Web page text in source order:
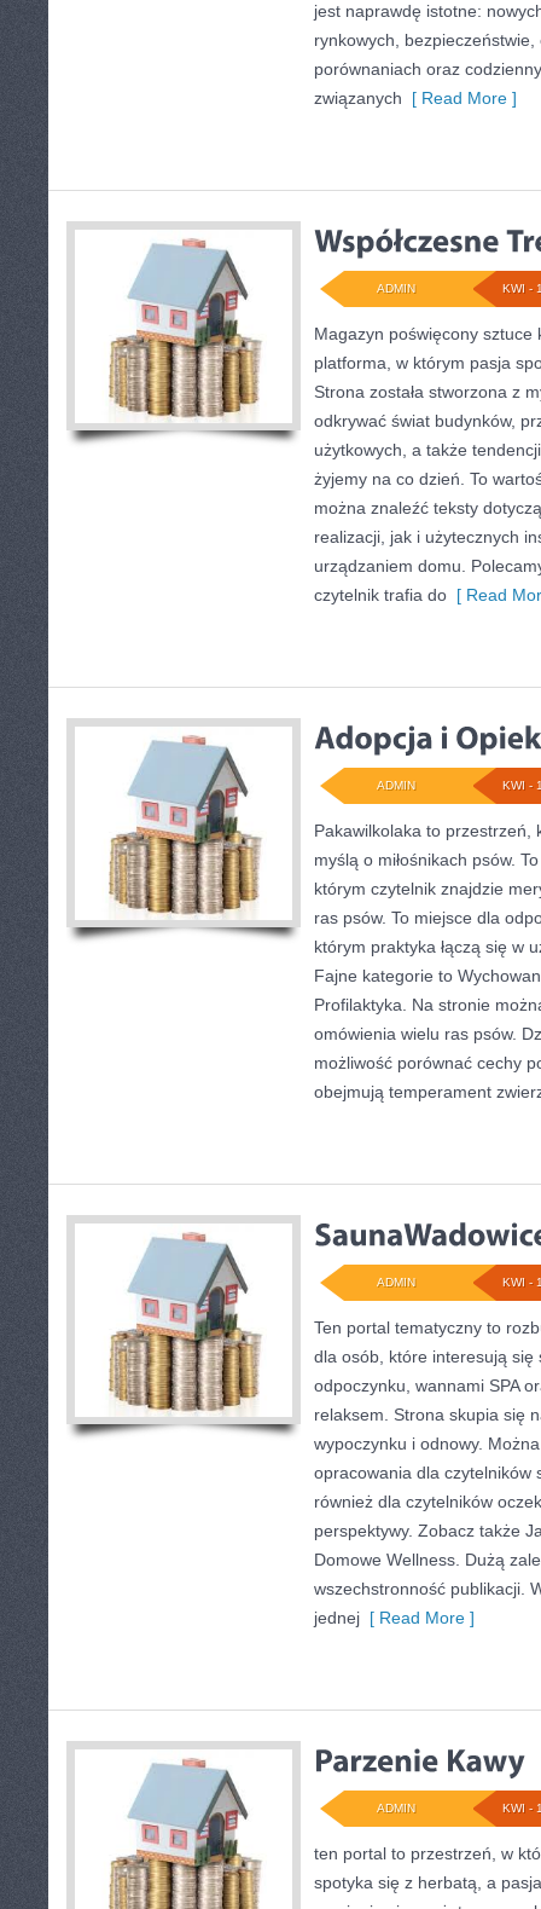
jest naprawdę istotne:
rynkowych,
porównaniach oraz
związanych [ Read More ]
KWI -
ADMIN
Magazyn poświęcony sztuce
platforma, w którym pasja
Strona została stworzona z
odkrywać świat budynków,
użytkowych, a także
żyjemy na co dzień. To
można znaleźć teksty
realizacji, jak i użytecznych
urządzaniem domu.
czytelnik trafia do [ Read
KWI -
ADMIN
Pakawilkolaka to przestrzeń,
myślą o miłośnikach psów.
którym czytelnik znajdzie
ras psów. To miejsce dla
którym praktyka łączą się w
Fajne kategorie to
Profilaktyka. Na stronie
omówienia wielu ras psów.
możliwość porównać cechy
obejmują temperament
KWI -
ADMIN
Ten portal tematyczny to
dla osób, które interesują
odpoczynku, wannami SPA
relaksem. Strona skupia się
wypoczynku i odnowy.
opracowania dla czytelników
również dla czytelników
perspektywy. Zobacz także
Domowe Wellness. Dużą
wszechstronność publikacji.
jednej [ Read More ]
KWI -
ADMIN
ten portal to przestrzeń, w
spotyka się z herbatą, a